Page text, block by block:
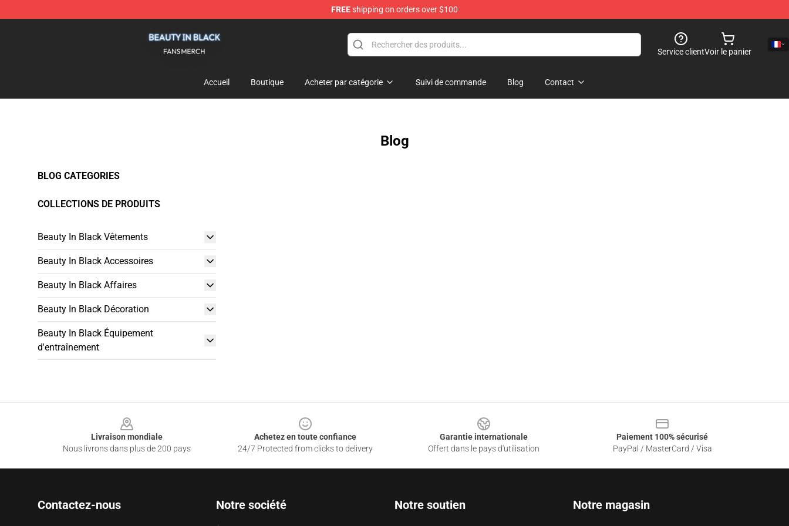
FREEshipping on orders over $100
Service clientVoir le panier
Accueil Boutique Acheter par catégorie Suivi de commande Blog Contact
Blog
BLOG CATEGORIES
COLLECTIONS DE PRODUITS
Beauty In Black Vêtements
Beauty In Black Accessoires
Beauty In Black Affaires
Beauty In Black Décoration
Beauty In Black Équipement
d'entraînement
Livraison mondiale
Nous livrons dans plus de 200 pays
Achetez en toute confiance
24/7 Protected from clicks to delivery
Garantie internationale
Offert dans le pays d'utilisation
Paiement 100% sécurisé
PayPal / MasterCard / Visa
Contactez-nous Notre société Notre soutien Notre magasin